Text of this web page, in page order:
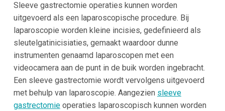
Sleeve gastrectomie operaties kunnen worden
uitgevoerd als een laparoscopische procedure. Bij
laparoscopie worden kleine incisies, gedefinieerd als
sleutelgatinicisiaties, gemaakt waardoor dunne
instrumenten genaamd laparoscopen met een
videocamera aan de punt in de buik worden ingebracht.
Een sleeve gastrectomie wordt vervolgens uitgevoerd
met behulp van laparoscopie. Aangezien sleeve
gastrectomieoperaties laparoscopisch kunnen worden